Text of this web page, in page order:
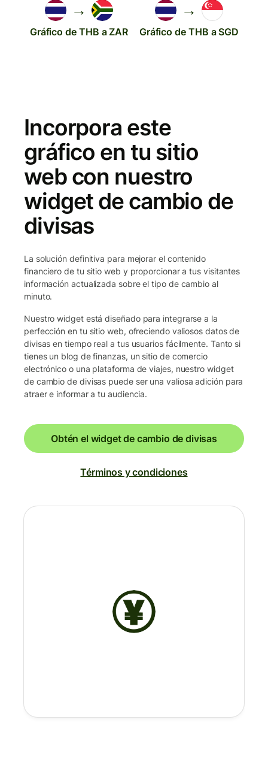
→
Gráfico de THB a ZAR
→
Gráfico de THB a SGD
Incorpora este
gráfico en tu sitio
web con nuestro
widget de cambio de
divisas
La solución definitiva para mejorar el contenido
financiero de tu sitio web y proporcionar a tus visitantes
información actualizada sobre el tipo de cambio al
minuto.
Nuestro widget está diseñado para integrarse a la
perfección en tu sitio web, ofreciendo valiosos datos de
divisas en tiempo real a tus usuarios fácilmente. Tanto si
tienes un blog de finanzas, un sitio de comercio
electrónico o una plataforma de viajes, nuestro widget
de cambio de divisas puede ser una valiosa adición para
atraer e informar a tu audiencia.
Obtén el widget de cambio de divisas
Términos y condiciones